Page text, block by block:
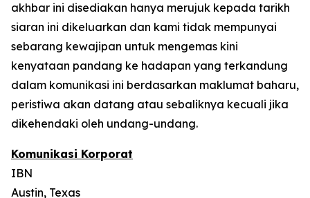
akhbar ini disediakan hanya merujuk kepada tarikh
siaran ini dikeluarkan dan kami tidak mempunyai
sebarang kewajipan untuk mengemas kini
kenyataan pandang ke hadapan yang terkandung
dalam komunikasi ini berdasarkan maklumat baharu,
peristiwa akan datang atau sebaliknya kecuali jika
dikehendaki oleh undang-undang.
Komunikasi Korporat
IBN
Austin, Texas